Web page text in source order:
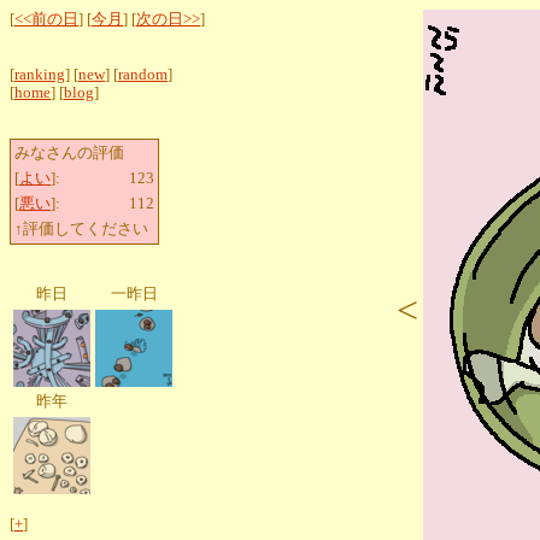
[<<前の日 ] [今月 ] [次の日>>]
[ranking] [new] [random]
[home] [blog]
みなさんの評価
[よい]:
123
[悪い]:
112
↑評価してください
昨日 一昨日
昨年
[+]
<